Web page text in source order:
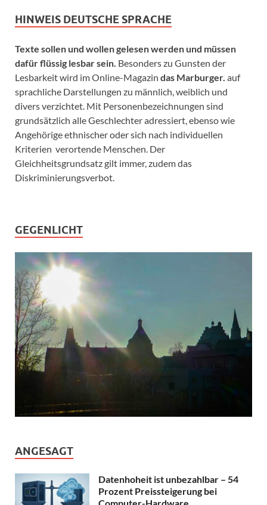
HINWEIS DEUTSCHE SPRACHE
Texte sollen und wollen gelesen werden und müssen
dafür flüssig lesbar sein. Besonders zu Gunsten der
Lesbarkeit wird im Online-Magazin das Marburger. auf
sprachliche Darstellungen zu männlich, weiblich und
divers verzichtet. Mit Personenbezeichnungen sind
grundsätzlich alle Geschlechter adressiert, ebenso wie
Angehörige ethnischer oder sich nach individuellen
Kriterien verortende Menschen. Der
Gleichheitsgrundsatz gilt immer, zudem das
Diskriminierungsverbot.
GEGENLICHT
ANGESAGT
Datenhoheit ist unbezahlbar – 54
Prozent Preissteigerung bei